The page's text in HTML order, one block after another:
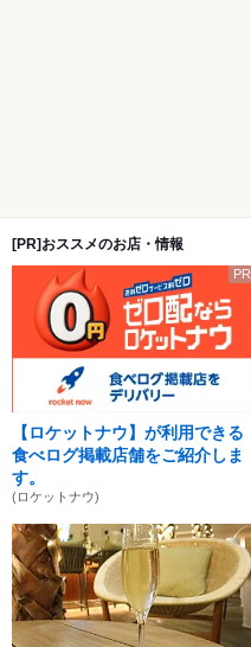
[PR]おススメのお店・情報
PR
【ロケットナウ】が利用できる
食べログ掲載店舗をご紹介しま
す。
(ロケットナウ)